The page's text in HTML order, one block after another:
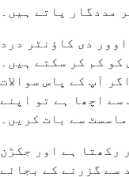
مددگار پاتے ہیں۔
اوور دی کاؤنٹر درد निवारک جیسے آئبوپروفین یا
کم کر سکتے ہیں۔
آپ کے پاس سوالات
سے اچھا ہے تو اپنے
سے بات کریں۔
رکھتا ہے اور جکڑن
سے گزرنے کے بجائے